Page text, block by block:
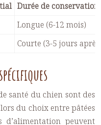
Durée de conservation
Longue (6-12 mois)
Courte (3-5 jours
santé du chien sont des
du choix entre pâtées
d’alimentation peuvent